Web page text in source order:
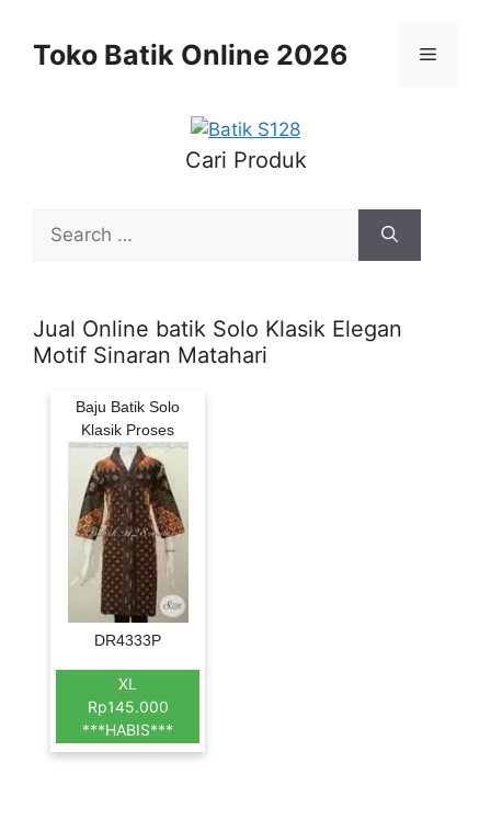
contentToko Batik Online 2026 Menu
Cari Produk
for:
Jual Online batik Solo Klasik Elegan
Motif Sinaran Matahari
Baju Batik Solo
Klasik Proses
DR4333P
XL
Rp145.000
***HABIS***